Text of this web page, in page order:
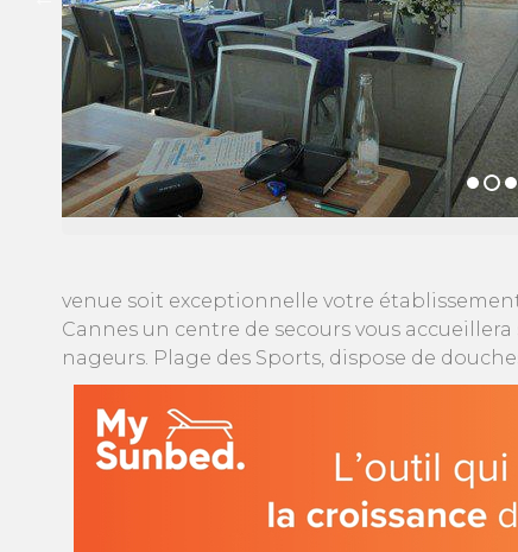
venue soit exceptionnelle votre
Cannes un centre de secours vous
nageurs. Plage des Sports, dispose de